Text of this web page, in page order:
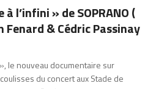
l’infini » de SOPRANO (
Fenard & Cédric Passinay
le nouveau documentaire sur
du concert aux Stade de